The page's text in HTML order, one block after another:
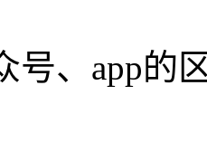
号、app的